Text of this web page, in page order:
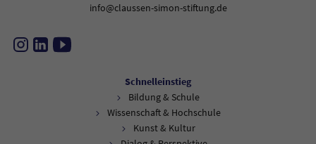
info@claussen-simon-stiftung.de
Schnelleinstieg
Bildung & Schule
Wissenschaft & Hochschule
Kunst & Kultur